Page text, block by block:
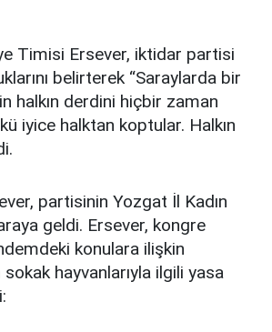
Timisi Ersever, iktidar partisi
belirterek “Saraylarda bir
halkın derdini hiçbir zaman
iyice halktan koptular. Halkın
partisinin Yozgat İl Kadın
geldi. Ersever, kongre
konulara ilişkin
hayvanlarıyla ilgili yasa